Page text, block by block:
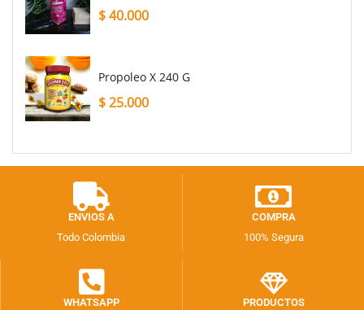
$40.000
Propoleo X 240 G
$25.000
ENVIOS A
Todo Colombia
COMPRA
100% Segura
WHATSAPP
PRODUCTOS